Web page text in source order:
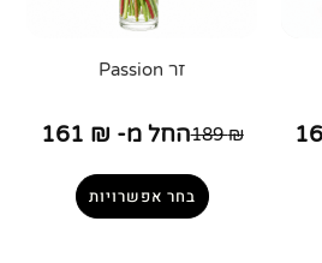
זר Passion
189₪ החל מ- 161 ₪
בחר אפשרויות